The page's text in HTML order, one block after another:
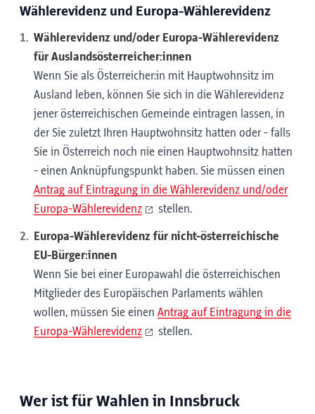
Wählerevidenz und Europa-Wählerevidenz
Wählerevidenz und/oder Europa-Wählerevidenz
für Auslandsösterreicher:innen
Wenn Sie als Österreicher:in mit Hauptwohnsitz im
Ausland leben, können Sie sich in die Wählerevidenz
jener österreichischen Gemeinde eintragen lassen, in
der Sie zuletzt Ihren Hauptwohnsitz hatten oder - falls
Sie in Österreich noch nie einen Hauptwohnsitz hatten
- einen Anknüpfungspunkt haben. Sie müssen einen
Antrag auf Eintragung in die Wählerevidenz und/oder
Europa-Wählerevidenz
stellen.
Europa-Wählerevidenz für nicht-österreichische
EU-Bürger:innen
Wenn Sie bei einer Europawahl die österreichischen
Mitglieder des Europäischen Parlaments wählen
wollen, müssen Sie einen Antrag auf Eintragung in die
Europa-Wählerevidenz
stellen.
Wer ist für Wahlen in Innsbruck